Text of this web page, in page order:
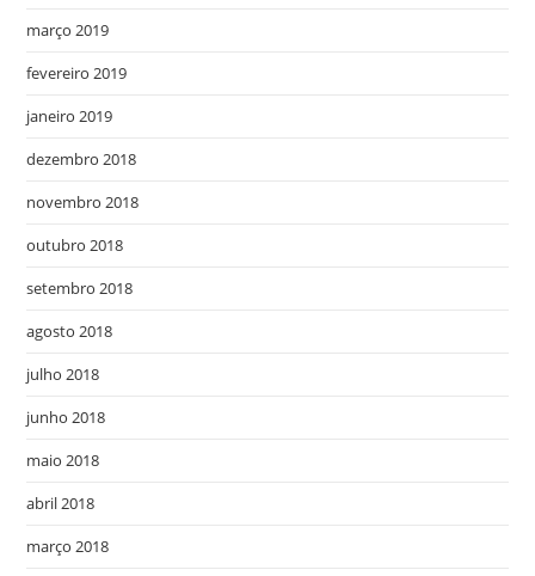
março 2019
fevereiro 2019
janeiro 2019
dezembro 2018
novembro 2018
outubro 2018
setembro 2018
agosto 2018
julho 2018
junho 2018
maio 2018
abril 2018
março 2018